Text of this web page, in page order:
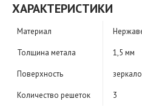
ХАРАКТЕРИСТИКИ
Материал
Толщина метала 1,5 мм
Поверхность зеркало
Количество решеток 3